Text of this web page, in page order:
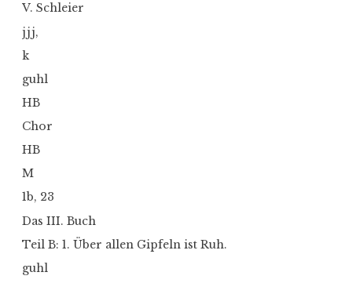
V. Schleier
jjj,
k
guhl
HB
Chor
HB
M
1b, 23
Das III. Buch
Teil B: 1. Über allen Gipfeln ist Ruh.
guhl